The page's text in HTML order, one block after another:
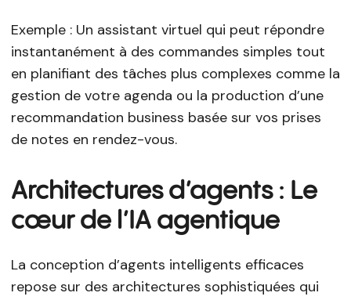
Exemple : Un assistant virtuel qui peut répondre
instantanément à des commandes simples tout
en planifiant des tâches plus complexes comme la
gestion de votre agenda ou la production d’une
recommandation business basée sur vos prises
de notes en rendez-vous.
Architectures d’agents : Le
cœur de l’IA agentique
La conception d’agents intelligents efficaces
repose sur des architectures sophistiquées qui